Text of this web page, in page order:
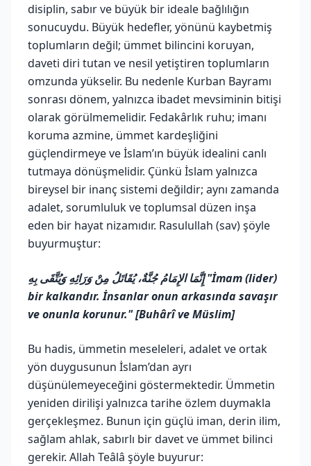
disiplin, sabır ve büyük bir ideale bağlılığın
sonucuydu. Büyük hedefler, yönünü kaybetmiş
toplumların değil; ümmet bilincini koruyan,
daveti diri tutan ve nesil yetiştiren toplumların
omzunda yükselir. Bu nedenle Kurban Bayramı
sonrası dönem, yalnızca ibadet mevsiminin bitişi
olarak görülmemelidir. Fedakârlık ruhu; imanı
koruma azmine, ümmet kardeşliğini
güçlendirmeye ve İslam’ın büyük idealini canlı
tutmaya dönüşmelidir. Çünkü İslam yalnızca
bireysel bir inanç sistemi değildir; aynı zamanda
adalet, sorumluluk ve toplumsal düzen inşa
eden bir hayat nizamıdır. Rasulullah (sav) şöyle
buyurmuştur:
إِنَّمَا الإِمَامُ جُنَّةٌ، يُقَاتَلُ مِنْ وَرَائِهِ وَيُتَّقَى بِهِ "İmam (lider)
bir kalkandır. İnsanlar onun arkasında savaşır
ve onunla korunur." [Buhârî ve Müslim]
Bu hadis, ümmetin meseleleri, adalet ve ortak
yön duygusunun İslam’dan ayrı
düşünülemeyeceğini göstermektedir. Ümmetin
yeniden dirilişi yalnızca tarihe özlem duymakla
gerçekleşmez. Bunun için güçlü iman, derin ilim,
sağlam ahlak, sabırlı bir davet ve ümmet bilinci
gerekir. Allah Teâlâ şöyle buyurur: